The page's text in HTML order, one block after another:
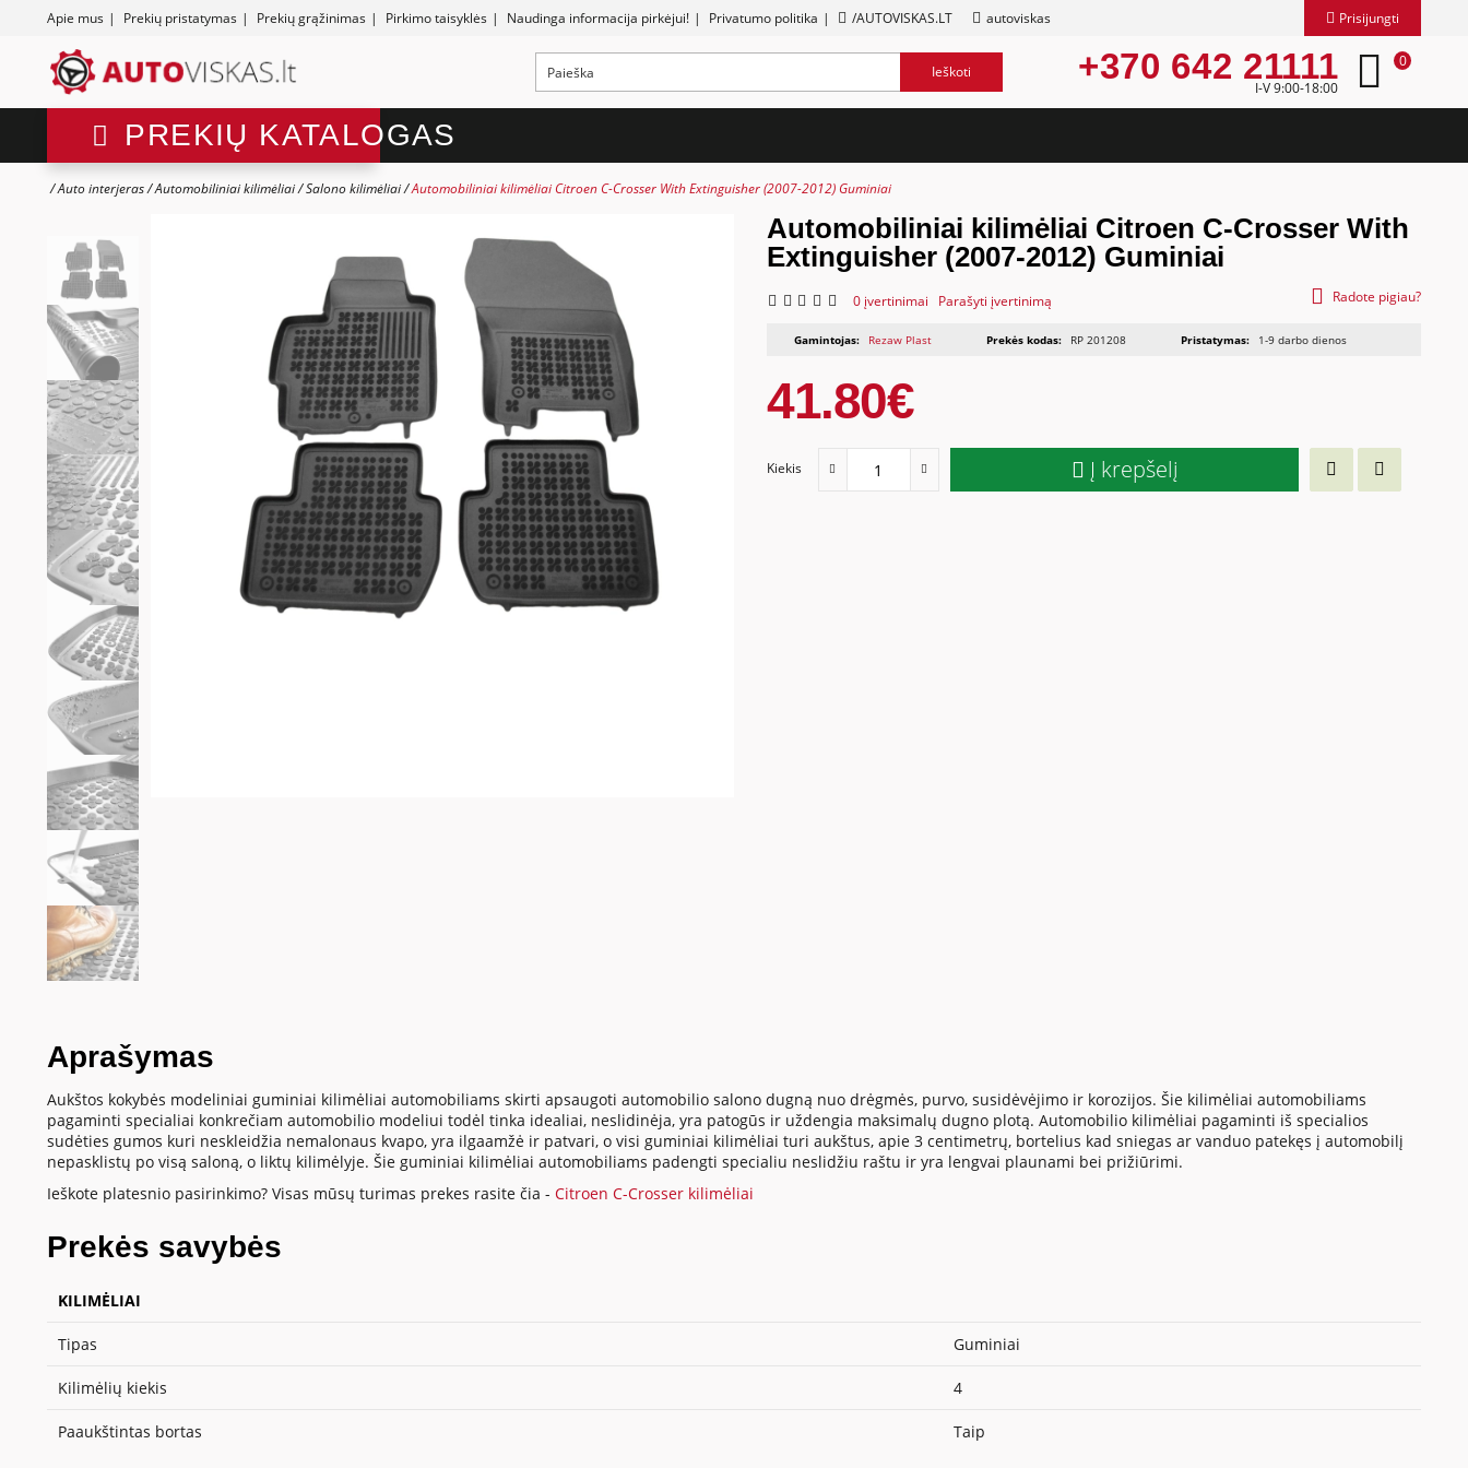
Apie mus | Prekių pristatymas | Prekių grąžinimas | Pirkimo taisyklės | Naudinga informacija pirkėjui! | Privatumo politika | /AUTOVISKAS.LT autoviskas Prisijungti
Ieškoti +370 642 21111
I-V 9:00-18:00
0
PREKIŲ KATALOGAS
Auto interjeras Automobiliniai kilimėliai Salono kilimėliai Automobiliniai kilimėliai Citroen C-Crosser With Extinguisher (2007-2012) Guminiai
Automobiliniai kilimėliai Citroen C-Crosser With
Extinguisher (2007-2012) Guminiai
0 įvertinimai Parašyti įvertinimą Radote pigiau?
Gamintojas: Rezaw Plast Prekės kodas: RP 201208 Pristatymas: 1-9 darbo dienos
41.80€
Kiekis Į krepšelį
Aprašymas
Aukštos kokybės modeliniai guminiai kilimėliai automobiliams skirti apsaugoti automobilio salono dugną nuo drėgmės, purvo, susidėvėjimo ir korozijos. Šie kilimėliai automobiliams
pagaminti specialiai konkrečiam automobilio modeliui todėl tinka idealiai, neslidinėja, yra patogūs ir uždengia maksimalų dugno plotą. Automobilio kilimėliai pagaminti iš specialios
sudėties gumos kuri neskleidžia nemalonaus kvapo, yra ilgaamžė ir patvari, o visi guminiai kilimėliai turi aukštus, apie 3 centimetrų, bortelius kad sniegas ar vanduo patekęs į automobilį
nepasklistų po visą saloną, o liktų kilimėlyje. Šie guminiai kilimėliai automobiliams padengti specialiu neslidžiu raštu ir yra lengvai plaunami bei prižiūrimi.
Ieškote platesnio pasirinkimo? Visas mūsų turimas prekes rasite čia - Citroen C-Crosser kilimėliai
Prekės savybės
KILIMĖLIAI
Tipas Guminiai
Kilimėlių kiekis 4
Paaukštintas bortas Taip